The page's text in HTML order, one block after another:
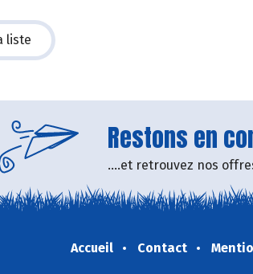
liste
Restons en
....et retrouvez nos
Accueil Contact